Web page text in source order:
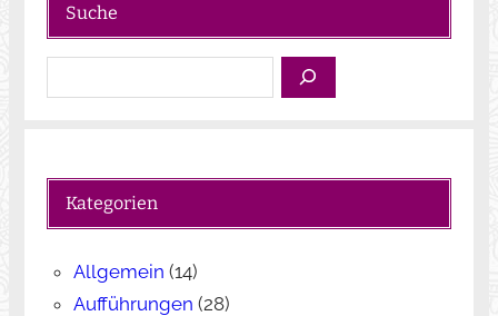
Suche
u
n
Kategorien
Allgemein (14)
Aufführungen (28)